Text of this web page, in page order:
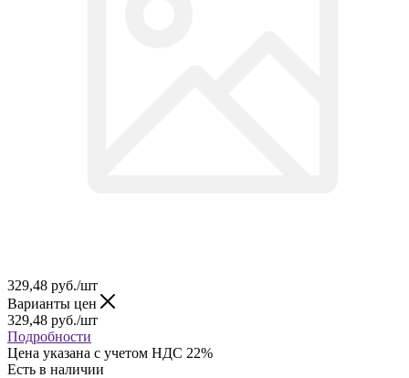
329,48 руб./шт
Варианты цен
329,48 руб./шт
Подробности
Цена указана с учетом НДС 22%
Есть в наличии